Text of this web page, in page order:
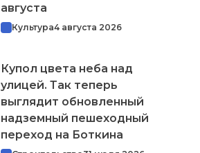
августа
Культура4 августа 2026
Купол цвета неба над
улицей. Так теперь
выглядит обновленный
надземный пешеходный
переход на Боткина